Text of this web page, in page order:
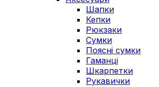
Шапки
Кепки
Рюкзаки
Сумки
Поясні сумки
Гаманці
Шкарпетки
Рукавички